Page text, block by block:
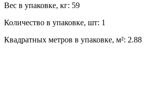
Вес в упаковке, кг: 59
Количество в упаковке, шт: 1
Квадратных метров в упаковке, м²: 2.88